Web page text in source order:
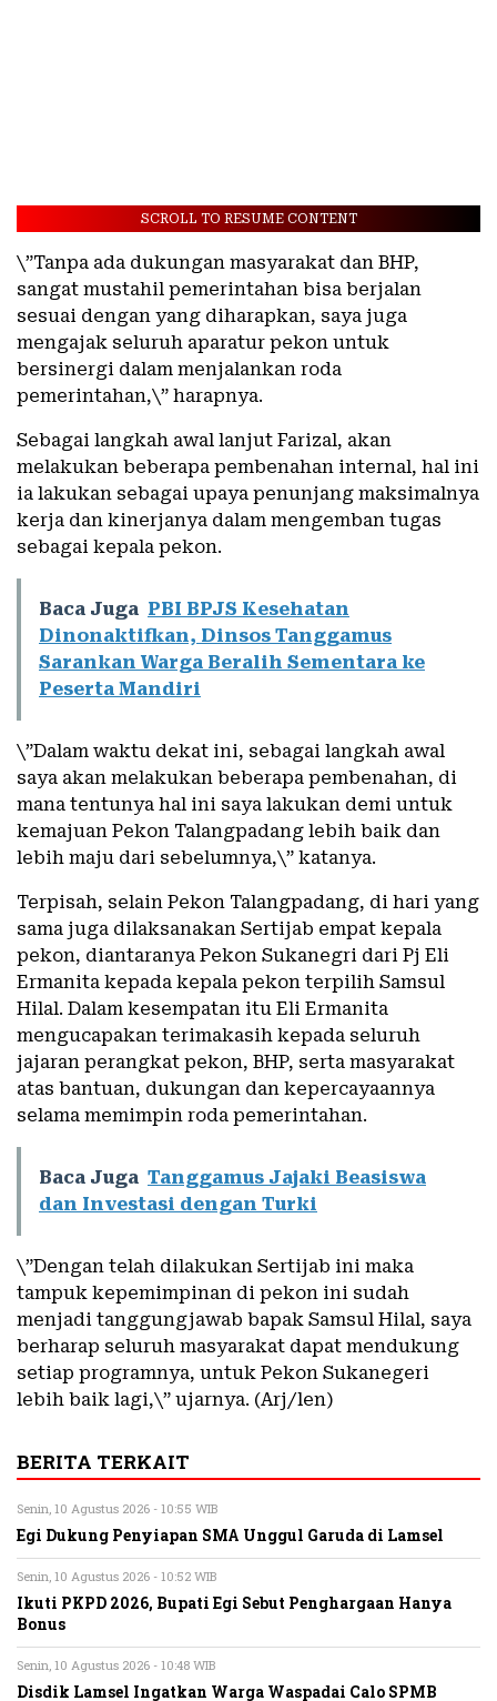
SCROLL TO RESUME CONTENT
\”Tanpa ada dukungan masyarakat dan BHP,
sangat mustahil pemerintahan bisa berjalan
sesuai dengan yang diharapkan, saya juga
mengajak seluruh aparatur pekon untuk
bersinergi dalam menjalankan roda
pemerintahan,\” harapnya.
Sebagai langkah awal lanjut Farizal, akan
melakukan beberapa pembenahan internal, hal ini
ia lakukan sebagai upaya penunjang maksimalnya
kerja dan kinerjanya dalam mengemban tugas
sebagai kepala pekon.
Baca Juga PBI BPJS Kesehatan
Dinonaktifkan, Dinsos Tanggamus
Sarankan Warga Beralih Sementara ke
Peserta Mandiri
\”Dalam waktu dekat ini, sebagai langkah awal
saya akan melakukan beberapa pembenahan, di
mana tentunya hal ini saya lakukan demi untuk
kemajuan Pekon Talangpadang lebih baik dan
lebih maju dari sebelumnya,\” katanya.
Terpisah, selain Pekon Talangpadang, di hari yang
sama juga dilaksanakan Sertijab empat kepala
pekon, diantaranya Pekon Sukanegri dari Pj Eli
Ermanita kepada kepala pekon terpilih Samsul
Hilal. Dalam kesempatan itu Eli Ermanita
mengucapakan terimakasih kepada seluruh
jajaran perangkat pekon, BHP, serta masyarakat
atas bantuan, dukungan dan kepercayaannya
selama memimpin roda pemerintahan.
Baca Juga Tanggamus Jajaki Beasiswa
dan Investasi dengan Turki
\”Dengan telah dilakukan Sertijab ini maka
tampuk kepemimpinan di pekon ini sudah
menjadi tanggungjawab bapak Samsul Hilal, saya
berharap seluruh masyarakat dapat mendukung
setiap programnya, untuk Pekon Sukanegeri
lebih baik lagi,\” ujarnya. (Arj/len)
BERITA TERKAIT
Senin, 10 Agustus 2026 - 10:55 WIB
Egi Dukung Penyiapan SMA Unggul Garuda di Lamsel
Senin, 10 Agustus 2026 - 10:52 WIB
Ikuti PKPD 2026, Bupati Egi Sebut Penghargaan Hanya
Bonus
Senin, 10 Agustus 2026 - 10:48 WIB
Disdik Lamsel Ingatkan Warga Waspadai Calo SPMB